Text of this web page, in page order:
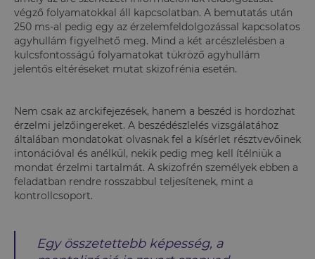
végző folyamatokkal áll kapcsolatban. A bemutatás után
250 ms-al pedig egy az érzelemfeldolgozással kapcsolatos
agyhullám figyelhető meg. Mind a két arcészlelésben a
kulcsfontosságú folyamatokat tükröző agyhullám
jelentős eltéréseket mutat skizofrénia esetén.
Nem csak az arckifejezések, hanem a beszéd is hordozhat
érzelmi jelzőingereket. A beszédészlelés vizsgálatához
általában mondatokat olvasnak fel a kísérlet résztvevőinek
intonációval és anélkül, nekik pedig meg kell ítélniük a
mondat érzelmi tartalmát. A skizofrén személyek ebben a
feladatban rendre rosszabbul teljesítenek, mint a
kontrollcsoport.
Egy összetettebb képesség, a